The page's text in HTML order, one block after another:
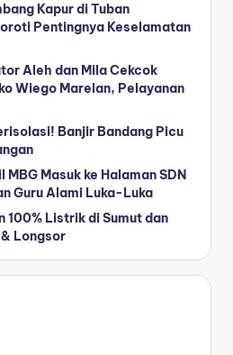
Kapur di Tuban
Pentingnya Keselamatan
Aleh dan Mila Cekcok
Wiego Marelan, Pelayanan
Banjir Bandang Picu
Masuk ke Halaman SDN
Guru Alami Luka-Luka
100% Listrik di Sumut dan
Longsor